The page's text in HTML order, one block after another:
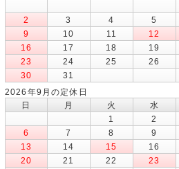
2
3 4 5
9
10 11 12
16
17 18 19
23
24 25 26
30
31
2026年9月の定休日
日
月 火 水
1
2
6
7 8 9
13
14 15 16
20
21 22 23